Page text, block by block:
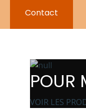
Contact
POUR
VOIR LES